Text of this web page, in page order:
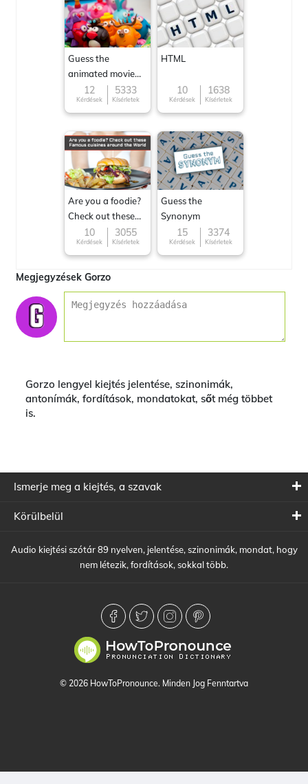
Guess the
animated movie
character
12
Kérdések
5333
Kísérletek
HTML
10
Kérdések
1638
Kísérletek
Are you a foodie?
Check out these
Famous cuisines
around the World
10
Kérdések
3055
Kísérletek
Guess the
Synonym
15
Kérdések
3374
Kísérletek
Megjegyzések Gorzo
Gorzo lengyel kiejtés jelentése, szinonimák,
antonímák, fordítások, mondatokat, sőt még többet
is.
Ismerje meg a kiejtés, a szavak
Körülbelül
Audio kiejtési szótár 89 nyelven, jelentése, szinonimák, mondat, hogy
nem létezik, fordítások, sokkal több.
© 2026 HowToPronounce. Minden Jog Fenntartva